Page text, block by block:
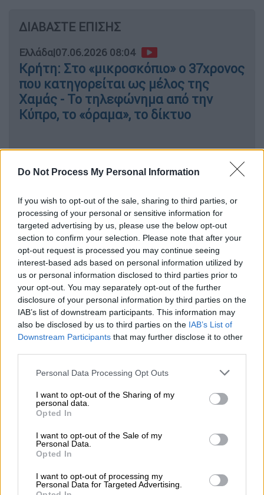
Do Not Process My Personal Information
If you wish to opt-out of the sale, sharing to third parties, or
processing of your personal or sensitive information for
targeted advertising by us, please use the below opt-out
section to confirm your selection. Please note that after your
opt-out request is processed you may continue seeing
interest-based ads based on personal information utilized by
us or personal information disclosed to third parties prior to
your opt-out. You may separately opt-out of the further
disclosure of your personal information by third parties on the
IAB’s list of downstream participants. This information may
also be disclosed by us to third parties on the IAB’s List of
Downstream Participants that may further disclose it to other
Please note that this website/app uses one or more Google
not limited to your visit or usage behaviour. You may click to
grant or deny consent to Google and its third-party tags to
use your data for below specified purposes in below Google
consent section.
Personal Data Processing Opt Outs
I want to opt-out of the Sharing of my
personal data.
Opted In
I want to opt-out of the Sale of my
Personal Data.
Opted In
I want to opt-out of processing my
Personal Data for Targeted Advertising.
ΔΙΑΒΑΣΤΕ ΕΠΙΣΗΣ
Ελλάδα|07.06.2026 08:04
Κρήτη: Στο «μικροσκόπιο» ο 37χρονος
που κατηγορείται ως μέλος της
Χαμάς - Το τηλεφώνημα από την
Κύπρο, το «όραμα», το δίκτυο
Ο 37χρονος είχε καταφέρει να εξασφαλίσει
καθώς, μέχρι και τώρα, δεν είχε δώσει
αφορμή ούτε είχε προβεί σε κάποια κίνηση η
οποία θα μπορούσε να σημάνει συναγερμό
στις Αρχές Ασφαλείας.
Η αφορμή της Κύπρου
Κατά τη διάρκεια ερευνών των κυπριακών
Αρχών γιαύποπτους τρομοκρατίας,
εντοπίστηκε ένας τηλεφωνικός αριθμός που
λειτουργούσε ως «γέφυρα» και στοιχείο-
οδήγησε τις υπηρεσίες ασφαλείας
απευθείας στον Άγιο Νικόλαο.
Η πληροφορία, μετά τις συλλήψεις στην
Κύπρο, ήρθε να ενεργοποιήσει την
επιχείρηση με την
«Odin
που οδήγησε στη δέσμευση του 37χρονου.
Τα δοχεία και η θερμαινόμενη πλάκα